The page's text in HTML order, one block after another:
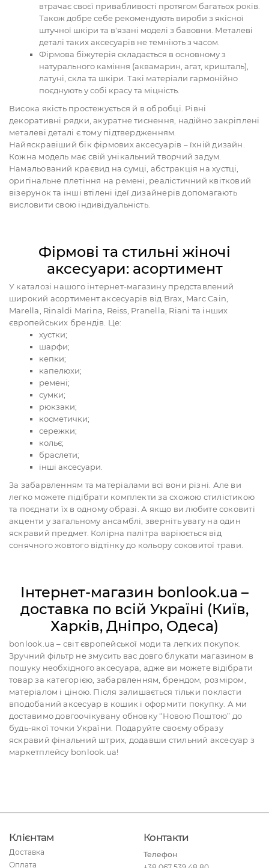
втрачає своєї привабливості протягом багатьох років.
Також добре себе рекомендують вироби з якісної
штучної шкіри та в'язані моделі з бавовни. Металеві
деталі таких аксесуарів не темніють з часом.
Фірмова біжутерія складається в основному з
натурального каміння (аквамарин, агат, кришталь),
латуні, скла та шкіри. Такі матеріали гармонійно
поєднують у собі красу та міцність.
Висока якість простежується й в обробці. Рівні
декоративні рядки, акуратне тиснення, надійно закріплені
металеві деталі є тому підтвердженням.
Найяскравіший бік фірмових аксесуарів – їхній дизайн.
Кожна модель має свій унікальний творчий задум.
Намальований краєвид на сумці, абстракція на хустці,
оригінальне плетіння на ремені, реалістичний квітковий
візерунок та інші втілені ідеї дизайнерів допомагають
висловити свою індивідуальність.
Фірмові та стильні жіночі
аксесуари: асортимент
У каталозі нашого інтернет-магазину представлений
широкий асортимент аксесуарів від Brax, Marc Cain,
Marella, Rinaldi Marina, Reiss, Pranella, Riani та інших
європейських брендів. Це:
хустки;
шарфи;
кепки;
капелюхи;
ремені;
сумки;
рюкзаки;
косметички;
сережки;
кольє;
браслети;
інші аксесуари.
За забарвленням та матеріалами всі вони різні. Але ви
легко можете підібрати комплекти за схожою стилістикою
та поєднати їх в одному образі. А якщо ви любите соковиті
акценти у загальному ансамблі, зверніть увагу на один
яскравий предмет. Колірна палітра варіюється від
сонячного жовтого відтінку до кольору соковитої трави.
Інтернет-магазин bonlook.ua –
доставка по всій Україні (Київ,
Харків, Дніпро, Одеса)
bonlook.ua – світ європейської моди та легких покупок.
Зручний фільтр не змусить вас довго блукати магазином в
пошуку необхідного аксесуара, адже ви можете відібрати
товар за категорією, забарвленням, брендом, розміром,
матеріалом і ціною. Після залишається тільки покласти
вподобаний аксесуар в кошик і оформити покупку. А ми
доставимо довгоочікувану обновку “Новою Поштою” до
будь-якої точки України. Подаруйте своєму образу
яскравий фінальний штрих, додавши стильний аксесуар з
маркетплейсу bonlook.ua!
Клієнтам
Доставка
Оплата
Контакти
Телефон